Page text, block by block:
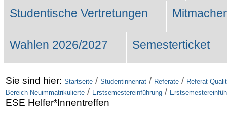
Studentische Vertretungen
Wahlen 2026/2027 Semesterticket
Sie sind hier: Startseite / Studentinnenrat / Referate / Referat
Bereich Neuimmatrikulierte / Erstsemestereinführung /
ESE Helfer*Innentreffen